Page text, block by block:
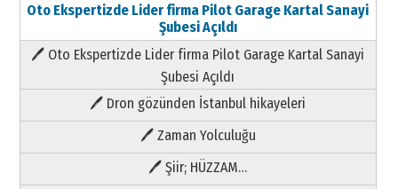
Oto Ekspertizde Lider firma Pilot Garage Kartal Sanayi
Şubesi Açıldı
🖊 Oto Ekspertizde Lider firma Pilot Garage Kartal Sanayi
Şubesi Açıldı
🖊 Dron gözünden İstanbul hikayeleri
🖊 Zaman Yolculuğu
🖊 Şiir; HÜZZAM…